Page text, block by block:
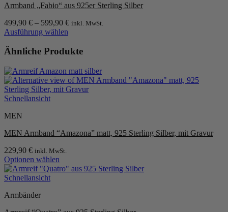
Armband „Fabio“ aus 925er Sterling Silber
499,90 € – 599,90 € inkl. MwSt.
Ausführung wählen
Produkt
mehrere
Varianten
auf.
Die
Optionen
können
der
gewählt
werden
Ähnliche Produkte
Schnellansicht
MEN
MEN Armband “Amazona” matt, 925 Sterling Silber, mit Gravur
229,90 € inkl. MwSt.
Optionen wählen
Dieses
Produkt
mehrere
Schnellansicht
Armbänder